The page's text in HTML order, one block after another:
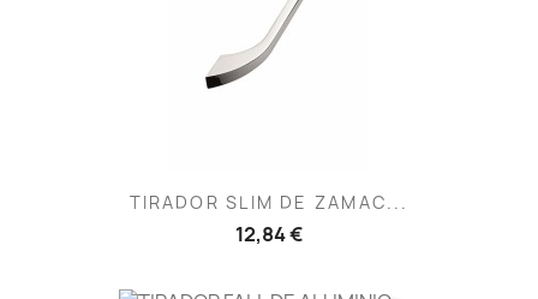
TIRADOR SLIM DE ZAMAC...
12,84 €